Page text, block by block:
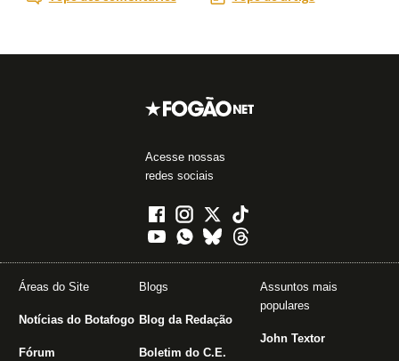
Acesse nossas
redes sociais
Áreas do Site
Notícias do Botafogo
Fórum
Blogs
Blog da Redação
Boletim do C.E.
Assuntos mais
populares
John Textor